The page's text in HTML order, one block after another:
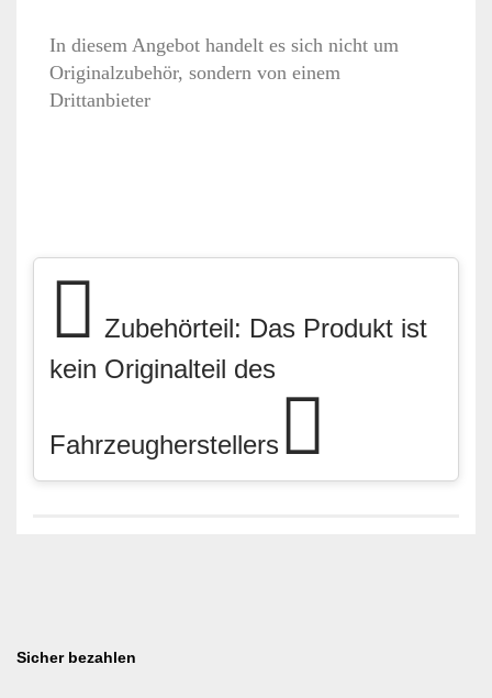
In diesem Angebot handelt es sich nicht um
Originalzubehör, sondern von einem
Drittanbieter
Zubehörteil: Das Produkt ist
kein Originalteil des
Fahrzeugherstellers
Sicher bezahlen